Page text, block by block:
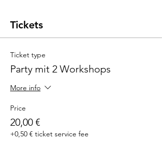
Tickets
Ticket type
Party mit 2 Workshops
More info
Price
20,00 €
+0,50 € ticket service fee